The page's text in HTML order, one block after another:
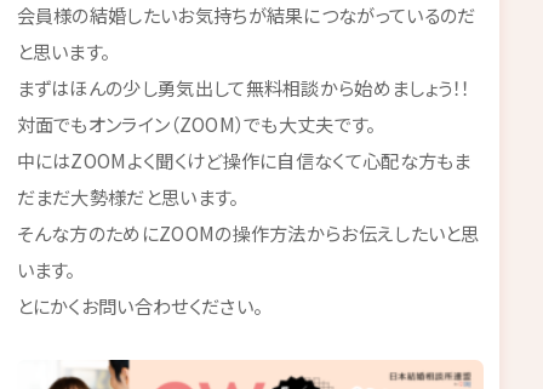
会員様の結婚したいお気持ちが結果につながっているのだ
と思います。
まずはほんの少し勇気出して無料相談から始めましょう！！
対面でもオンライン（ZOOM）でも大丈夫です。
中にはZOOMよく聞くけど操作に自信なくて心配な方もま
だまだ大勢様だと思います。
そんな方のためにZOOMの操作方法からお伝えしたいと思
います。
とにかくお問い合わせください。